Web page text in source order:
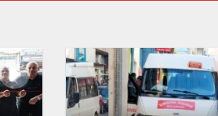
KAVUŞUYOR